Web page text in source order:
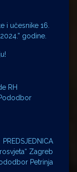
i učesnike 16.
godine.
RH
PREDSJEDNICA
Zagreb
Petrinja